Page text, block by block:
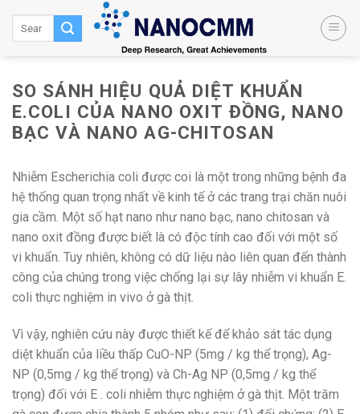
SO SÁNH HIỆU QUẢ DIỆT KHUẨN
E.COLI CỦA NANO OXIT ĐỒNG, NANO
BẠC VÀ NANO AG-CHITOSAN
Nhiễm Escherichia coli được coi là một trong những bệnh đa
hệ thống quan trọng nhất về kinh tế ở các trang trại chăn nuôi
gia cầm. Một số hạt nano như nano bạc, nano chitosan và
nano oxit đồng được biết là có độc tính cao đối với một số
vi khuẩn. Tuy nhiên, không có dữ liệu nào liên quan đến thành
công của chúng trong việc chống lại sự lây nhiễm vi khuẩn E.
coli thực nghiệm in vivo ở gà thịt.
Vì vậy, nghiên cứu này được thiết kế để khảo sát tác dụng
diệt khuẩn của liều thấp CuO-NP (5mg / kg thể trọng), Ag-
NP (0,5mg / kg thể trọng) và Ch-Ag NP (0,5mg / kg thể
trọng) đối với E . coli nhiễm thực nghiệm ở gà thịt. Một trăm